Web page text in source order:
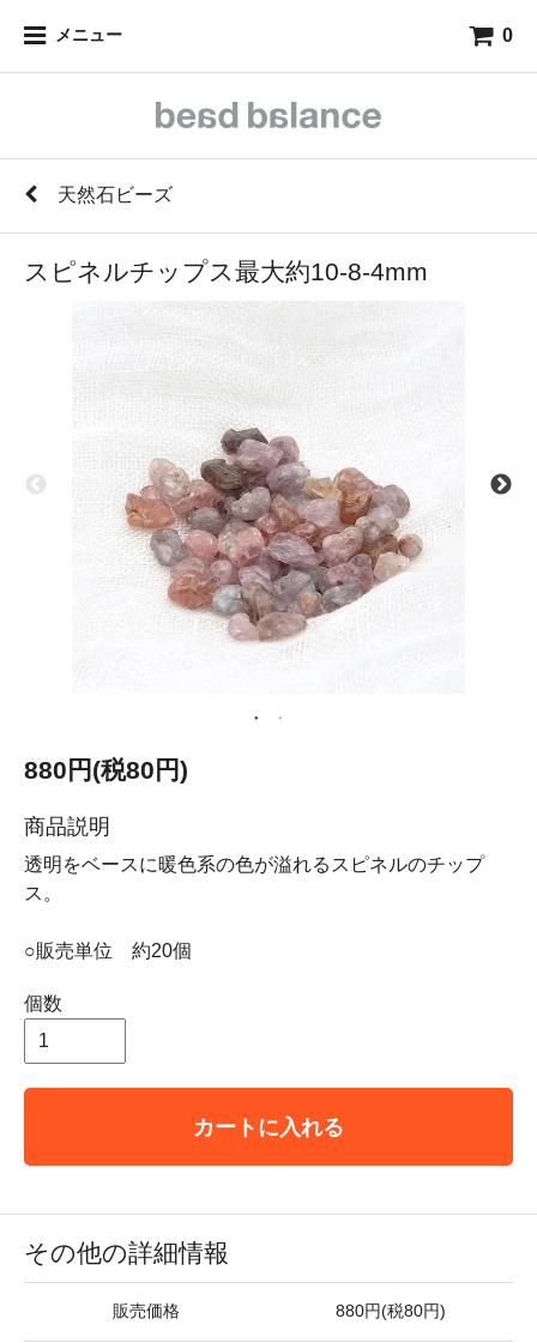
メニュー 0
天然石ビーズ
スピネルチップス最大約10-8-4mm
880円(税80円)
商品説明
透明をベースに暖色系の色が溢れるスピネルのチップ
ス。
○販売単位 約20個
個数
カートに入れる
その他の詳細情報
販売価格 880円(税80円)